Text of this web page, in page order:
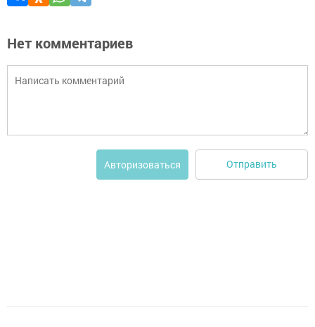
Нет комментариев
Авторизоваться Отправить